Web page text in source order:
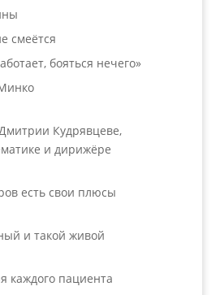
смеётся
бояться нечего»
Кудрявцеве,
и дирижёре
есть свои плюсы
и такой живой
каждого пациента